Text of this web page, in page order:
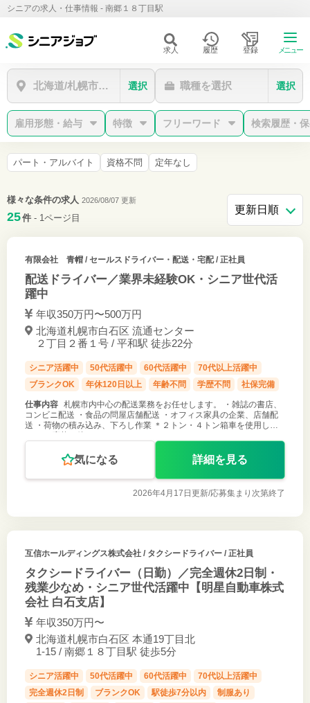
シニアの求人・仕事情報 - 南郷１８丁目駅
求人 履歴 登録 メニュー
北海道/札幌市白石区/南郷１８丁目駅
選択 職種を選択 選択
雇用形態・給与 特徴 フリーワード 検索履歴・
パート・アルバイト 資格不問 定年なし
様々な条件の求人 2026/08/07 更新
25件 - 1ページ目
有限会社 青帽/ セールスドライバー・配送・宅配 / 正社員
配送ドライバー／業界未経験OK・シニア世代活
躍中
年収350万円〜500万円
北海道札幌市白石区 流通センター
２丁目２番１号 / 平和駅 徒歩22分
シニア活躍中 50代活躍中 60代活躍中
70代以上活躍中
ブランクOK
年休120日以上 年齢不問 学歴不問 社保完備
仕事内容 札幌市内中心の配送業務をお任せします。 ・雑誌の書店、
コンビニ配送 ・食品の問屋店舗配送 ・オフィス家具の企業、店舗配
送 ・荷物の積み込み、下ろし作業 ＊２トン・４トン箱車を使用しま
気になる 詳細を見る
2026年4月17日更新/応募集まり次第終了
互信ホールディングス株式会社/ タクシードライバー / 正社員
タクシードライバー（日勤）／完全週休2日制・
残業少なめ・シニア世代活躍中【明星自動車株式
会社 白石支店】
年収350万円〜
北海道札幌市白石区 本通19丁目北
1-15 / 南郷１８丁目駅 徒歩5分
シニア活躍中 50代活躍中 60代活躍中
70代以上活躍中
完全週休2日制
ブランクOK 駅徒歩7分以内
制服あり